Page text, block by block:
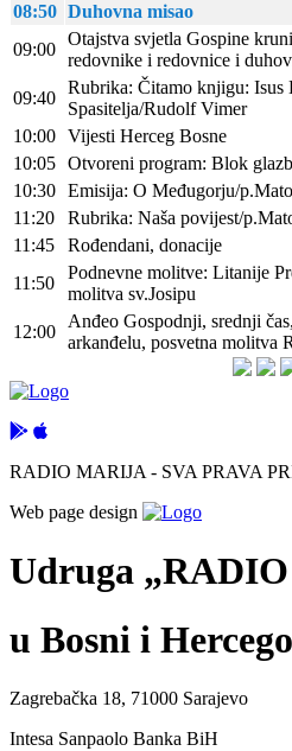
08:50 Duhovna misao
09:00
Otajstva svjetla Gospine
redovnike i redovnice i
09:40
Rubrika: Čitamo knjigu: Isus
Spasitelja/Rudolf Vimer
10:00 Vijesti Herceg Bosne
10:05 Otvoreni program: Blok
10:30 Emisija: O Međugorju/
11:20
Rubrika: Naša povijest/
11:45
Rođendani, donacije
11:50
Podnevne molitve: Litanije
molitva sv.Josipu
12:00
Anđeo Gospodnji, srednji
arkanđelu, posvetna molitva
RADIO MARIJA - SVA PRAVA
Web page design
Udruga
u Bosni i
Zagrebačka 18, 71000 Sarajevo
Intesa Sanpaolo Banka BiH